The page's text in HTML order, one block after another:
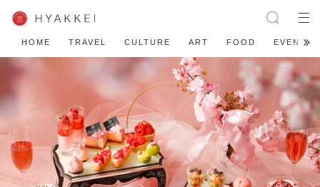
HOME TRAVEL CULTURE ART FOOD EVENT